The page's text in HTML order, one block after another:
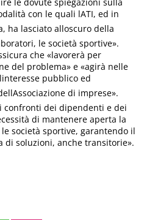
con le quali lATI, ed in
ha lasciato alloscuro della
le società sportive».
che «lavorerà per
del problema» e «agirà nelle
pubblico ed
di imprese».
confronti dei dipendenti e dei
di mantenere aperta la
società sportive, garantendo il
di soluzioni, anche transitorie».